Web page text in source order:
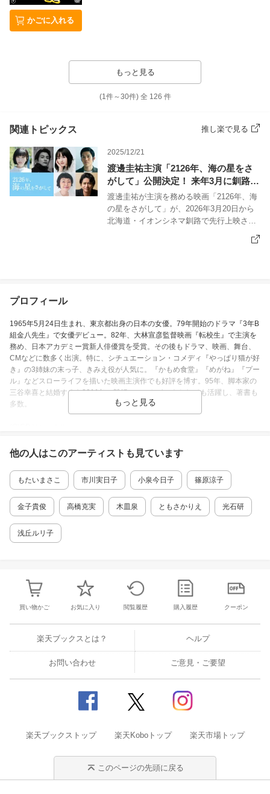
かごに入れる
もっと見る
(1件～30件)全 126 件
関連トピックス 推し楽で見る
2025/12/21
渡邊圭祐主演「2126年、海の星をさ
がして」公開決定！ 来年3月に釧路で
先行上映
渡邊圭祐が主演を務める映画「2126年、海
の星をさがして」が、2026年3月20日から
北海道・イオンシネマ釧路で先行上映さ
プロフィール
1965年5月24日生まれ、東京都出身の日本の女優。79年開始のドラマ『3年B
組金八先生』で女優デビュー。82年、大林宣彦監督映画『転校生』で主演を
務め、日本アカデミー賞新人俳優賞を受賞。その後もドラマ、映画、舞台、
CMなどに数多く出演。特に、シチュエーション・コメディ『やっぱり猫が好
き』の3姉妹の末っ子、きみえ役が人気に。『かもめ食堂』『めがね』『プー
ル』などスローライフを描いた映画主演作でも好評を博す。95年、脚本家の
三谷幸喜と結婚するも2011年に離婚。エッセイストとしても活躍し、著書も
多数。
活動期間
1965年05月24日
受賞履歴
1983年日本アカデミー賞優秀新人俳優賞
提供元：株式会社ジャパンミュージックデータ
他の人はこのアーティスト も見ています
もたいまさこ 市川実日子 小泉今日子 篠原涼子
金子貴俊 高橋克実 木皿泉 ともさかりえ 光石研
浅丘ルリ子
買い物かご お気に入り 閲覧履歴 購入履歴 クーポン
楽天ブックスとは？ ヘルプ
お問い合わせ ご意見・ご要望
楽天ブックストップ 楽天Koboトップ 楽天市場トップ
このページの先頭に戻る